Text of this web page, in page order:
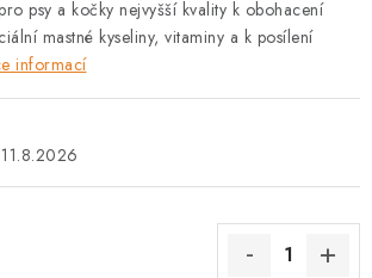
údajů
cookies
psy a kočky nejvyšší kvality k obohacení
mastné kyseliny, vitaminy a k posílení
informací
11.8.2026